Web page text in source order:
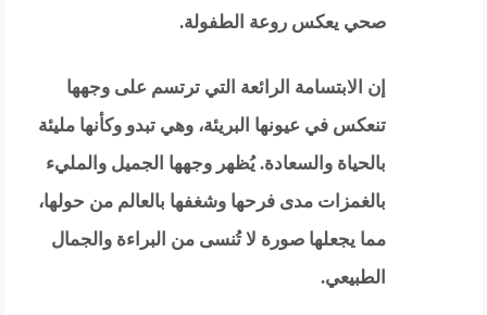
صحي يعكس روعة الطفولة.
إن الابتسامة الرائعة التي ترتسم على وجهها
تنعكس في عيونها البريئة، وهي تبدو وكأنها مليئة
بالحياة والسعادة. يُظهر وجهها الجميل والمليء
بالغمزات مدى فرحها وشغفها بالعالم من حولها،
مما يجعلها صورة لا تُنسى من البراءة والجمال
الطبيعي.